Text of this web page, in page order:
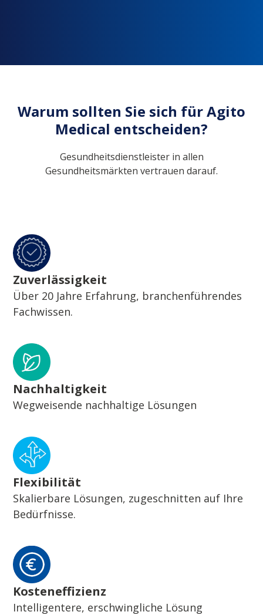
Warum sollten Sie sich für Agito
Medical entscheiden?
Gesundheitsdienstleister in allen
Gesundheitsmärkten vertrauen darauf.
Zuverlässigkeit
Über 20 Jahre Erfahrung, branchenführendes
Fachwissen.
Nachhaltigkeit
Wegweisende nachhaltige Lösungen
Flexibilität
Skalierbare Lösungen, zugeschnitten auf Ihre
Bedürfnisse.
Kosteneffizienz
Intelligentere, erschwingliche Lösung